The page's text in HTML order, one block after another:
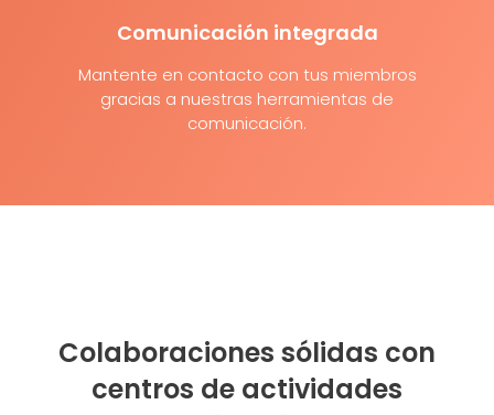
Comunicación integrada
Mantente en contacto con tus miembros
gracias a nuestras herramientas de
comunicación.
Colaboraciones sólidas con
centros de actividades